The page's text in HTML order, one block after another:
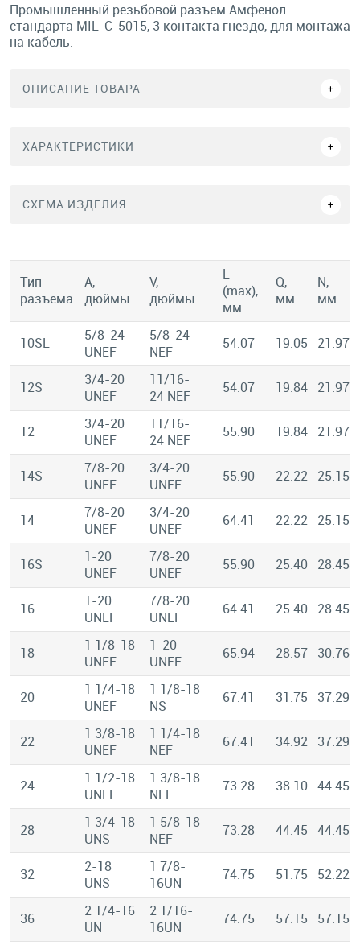
Промышленный резьбовой разъём Амфенол
стандарта MIL-C-5015, 3 контакта гнездо, для монтажа
на кабель.
ОПИСАНИЕ ТОВАРА
ХАРАКТЕРИСТИКИ
СХЕМА ИЗДЕЛИЯ
Тип
разъема
A,
дюймы
V,
дюймы
L
(max),
мм
Q,
мм
N,
мм
10SL
5/8-24
UNEF
5/8-24
NEF
54.07 19.05 21.97
12S
3/4-20
UNEF
11/16-
24 NEF
54.07 19.84 21.97
12
3/4-20
UNEF
11/16-
24 NEF
55.90 19.84 21.97
14S
7/8-20
UNEF
3/4-20
UNEF
55.90 22.22 25.15
14
7/8-20
UNEF
3/4-20
UNEF
64.41 22.22 25.15
16S
1-20
UNEF
7/8-20
UNEF
55.90 25.40 28.45
16
1-20
UNEF
7/8-20
UNEF
64.41 25.40 28.45
18
1 1/8-18
UNEF
1-20
UNEF
65.94 28.57 30.76
20
1 1/4-18
UNEF
1 1/8-18
NS
67.41 31.75 37.29
22
1 3/8-18
UNEF
1 1/4-18
NEF
67.41 34.92 37.29
24
1 1/2-18
UNEF
1 3/8-18
NEF
73.28 38.10 44.45
28
1 3/4-18
UNS
1 5/8-18
NEF
73.28 44.45 44.45
32
2-18
UNS
1 7/8-
16UN
74.75 51.75 52.22
36
2 1/4-16
UN
2 1/16-
16UN
74.75 57.15 57.15